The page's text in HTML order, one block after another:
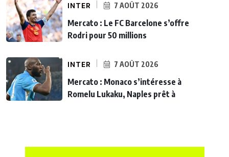
INTER 7 AOÛT 2026
Mercato : Le FC Barcelone s’offre
Rodri pour 50 millions
INTER 7 AOÛT 2026
Mercato : Monaco s’intéresse à
Romelu Lukaku, Naples prêt à